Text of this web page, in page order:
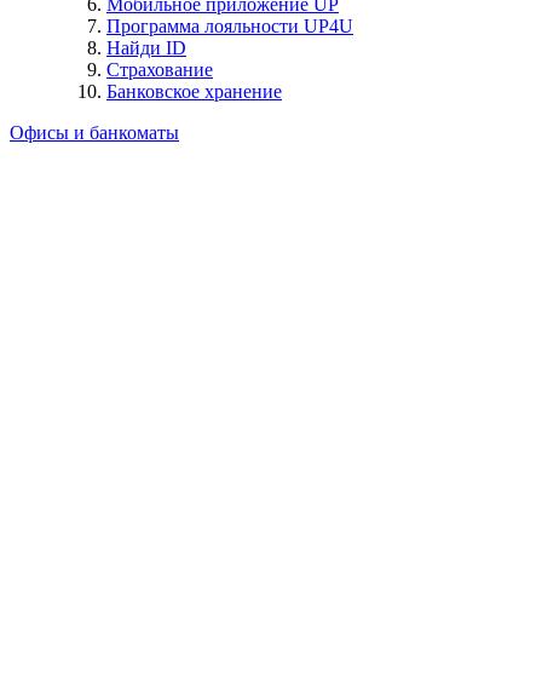
Мобильное приложение UP
Программа лояльности UP4U
Найди ID
Страхование
Банковское хранение
Офисы и банкоматы